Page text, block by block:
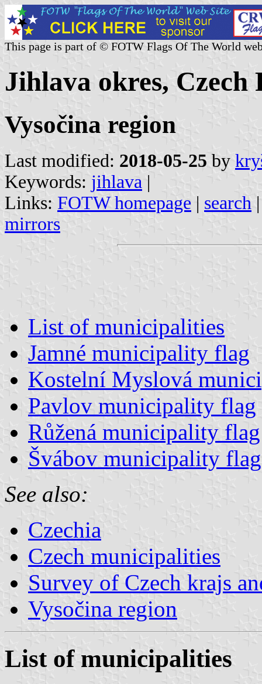
This page is part of © FOTW Flags Of The World
Jihlava okres, Czech
Vysočina region
Last modified: 2018-05-25 by
Keywords: jihlava |
Links: FOTW homepage | search
mirrors
List of municipalities
Jamné municipality flag
Kostelní Myslová
Pavlov municipality flag
Růžená municipality flag
Švábov municipality flag
See also:
Czechia
Czech municipalities
Survey of Czech krajs
Vysočina region
List of municipalities